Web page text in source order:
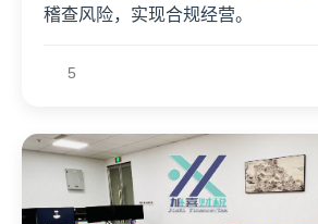
稽查风险，实现合规经营。
5